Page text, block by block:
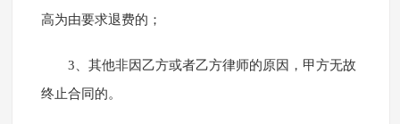
高为由要求退费的；
3、其他非因乙方或者乙方律师的原因，甲方无故
终止合同的。